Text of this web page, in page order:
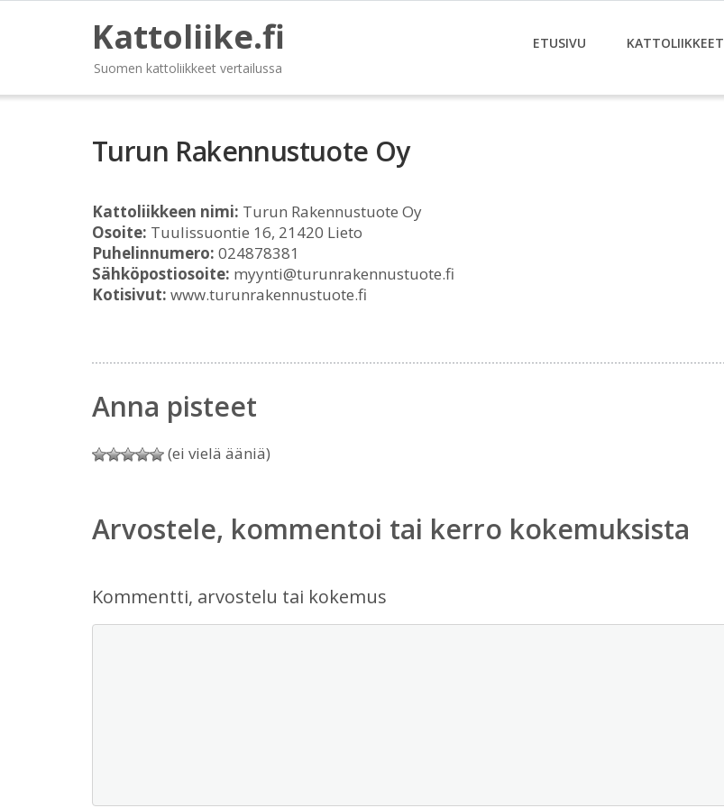
Kattoliike.fi
Suomen kattoliikkeet vertailussa
ETUSIVU KATTOLIIKKEET
Turun Rakennustuote Oy
Kattoliikkeen nimi: Turun Rakennustuote Oy
Osoite: Tuulissuontie 16, 21420 Lieto
Puhelinnumero: 024878381
Sähköpostiosoite: myynti@turunrakennustuote.fi
Kotisivut: www.turunrakennustuote.fi
Anna pisteet
(ei vielä ääniä)
Arvostele, kommentoi tai kerro kokemuksista
Kommentti, arvostelu tai kokemus